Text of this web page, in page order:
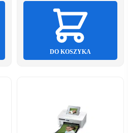
DO KOSZYKA